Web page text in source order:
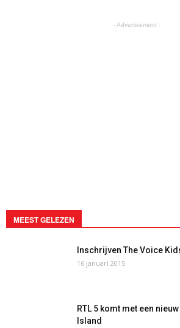
- Advertisement -
MEEST GELEZEN
Inschrijven The Voice
16 januari 2015
RTL 5 komt met een
Island